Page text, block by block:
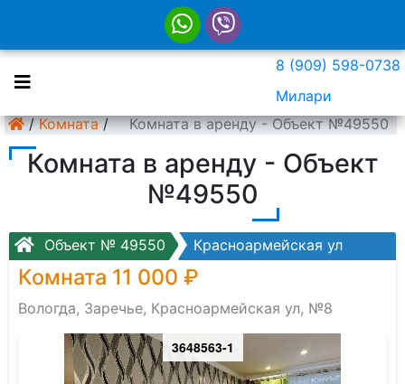
8 (909) 598-0738
Милари
/ Комната / Комната в аренду - Объект №49550
Комната в аренду - Объект
№49550
Объект № 49550 Красноармейская ул
Комната 11 000 ₽
Вологда, Заречье, Красноармейская ул, №8
3648563-1